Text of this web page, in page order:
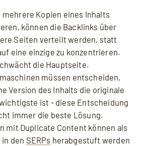
mehrere Kopien eines Inhalts
können die Backlinks über
Seiten verteilt werden, statt
eine einzige zu konzentrieren.
die Hauptseite.
müssen entscheiden,
Version des Inhalts die originale
ist - diese Entscheidung
immer die beste Lösung.
mit Duplicate Content können als
in den SERPs herabgestuft werden